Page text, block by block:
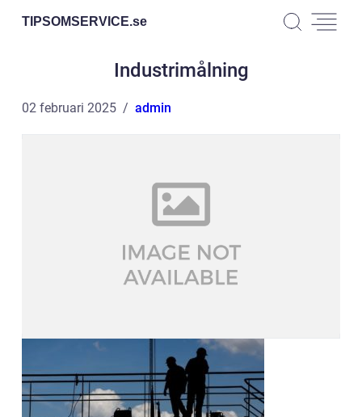
TIPSOMSERVICE.se
Industrimålning
02 februari 2025 admin